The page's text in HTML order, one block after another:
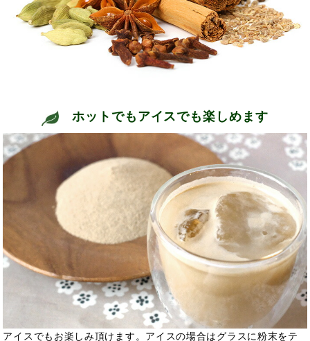
ホットでもアイスでも楽しめます
アイスでもお楽しみ頂けます。アイスの場合はグラスに粉末をテ